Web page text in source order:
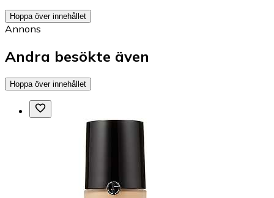
Hoppa över innehållet
Annons
Andra besökte även
Hoppa över innehållet